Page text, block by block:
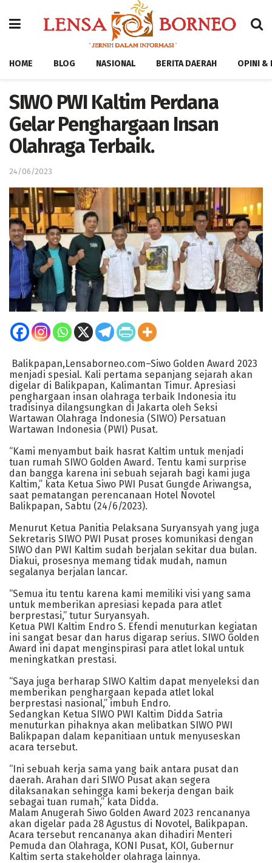
HOME BLOG NASIONAL BERITA DAERAH OPINI &
SIWO PWI Kaltim Perdana
Gelar Penghargaan Insan
Olahraga Terbaik.
24/06/2023
Balikpapan,Lensaborneo.com–Siwo Golden Award 2023
menjadi spesial. Kali pertama sepanjang sejarah akan
digelar di Balikpapan, Kalimantan Timur. Apresiasi
penghargaan insan olahraga terbaik Indonesia itu
tradisinya dilangsungkan di Jakarta oleh Seksi
Wartawan Olahraga Indonesia (SIWO) Persatuan
Wartawan Indonesia (PWI) Pusat.
“Kami menyambut baik hasrat Kaltim untuk menjadi
tuan rumah SIWO Golden Award. Tentu kami surprise
dan bangga karena ini sebuah sejarah bagi kami juga
Kaltim,” kata Ketua Siwo PWI Pusat Gungde Ariwangsa,
saat pematangan perencanaan Hotel Novotel
Balikpapan, Sabtu (24/6/2023).
Menurut Ketua Panitia Pelaksana Suryansyah yang juga
Sekretaris SIWO PWI Pusat proses komunikasi dengan
SIWO dan PWI Kaltim sudah berjalan sekitar dua bulan.
Diakui, prosesnya memang tidak mudah, namun
segalanya berjalan lancar.
“Semua itu tentu karena kami memiliki visi yang sama
untuk memberikan apresiasi kepada para atlet
berprestasi,” tutur Suryansyah.
Ketua PWI Kaltim Endro S. Efendi menuturkan kegiatan
ini sangat besar dan harus digarap serius. SIWO Golden
Award ini dapat menginspirasi para atlet lokal untuk
meningkatkan prestasi.
“Saya juga berharap SIWO Kaltim dapat menyeleksi dan
memberikan penghargaan kepada atlet lokal
berprestasi nasional,” imbuh Endro.
Sedangkan Ketua SIWO PWI Kaltim Didda Satria
menuturkan pihaknya akan melibatkan SIWO PWI
Balikpapan dalam kepanitiaan untuk menyuseskan
acara tersebut.
“Ini sebuah kerja sama yang baik antara pusat dan
daerah. Arahan dari SIWO Pusat akan segera
dilaksanakan sehingga kami bekerja dengan baik
sebagai tuan rumah,” kata Didda.
Malam Anugerah Siwo Golden Award 2023 rencananya
akan digelar pada 28 Agustus di Novotel, Balikpapan.
Acara tersebut rencananya akan dihadiri Menteri
Pemuda dan Olahraga, KONI Pusat, KOI, Gubernur
Kaltim serta stakeholder olahraga lainnya.